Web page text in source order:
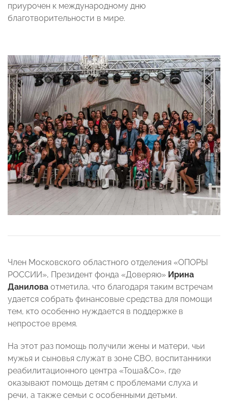
приурочен к международному дню
благотворительности в мире.
Член Московского областного отделения «ОПОРЫ
РОССИИ», Президент фонда «Доверяю» Ирина
Данилова отметила, что благодаря таким встречам
удается собрать финансовые средства для помощи
тем, кто особенно нуждается в поддержке в
непростое время.
На этот раз помощь получили жены и матери, чьи
мужья и сыновья служат в зоне СВО, воспитанники
реабилитационного центра «Тоша&Со», где
оказывают помощь детям с проблемами слуха и
речи, а также семьи с особенными детьми.